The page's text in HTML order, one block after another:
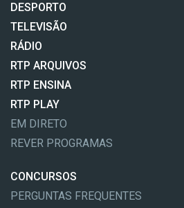
DESPORTO
TELEVISÃO
RÁDIO
RTP ARQUIVOS
RTP ENSINA
RTP PLAY
EM DIRETO
REVER PROGRAMAS
CONCURSOS
PERGUNTAS FREQUENTES